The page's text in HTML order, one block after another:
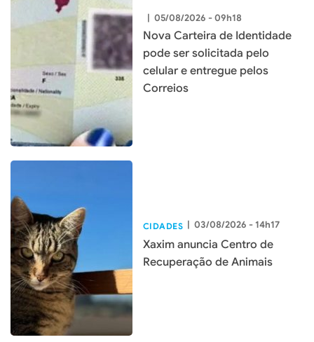
| 05/08/2026 - 09h18
Nova Carteira de Identidade
pode ser solicitada pelo
celular e entregue pelos
Correios
CIDADES | 03/08/2026 - 14h17
Xaxim anuncia Centro de
Recuperação de Animais